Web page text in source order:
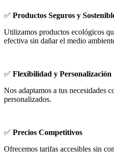
✅ Productos Seguros y
Utilizamos productos ecológicos
efectiva sin dañar el medio
✅ Flexibilidad y Personalización
Nos adaptamos a tus necesidades
personalizados.
✅ Precios Competitivos
Ofrecemos tarifas accesibles sin